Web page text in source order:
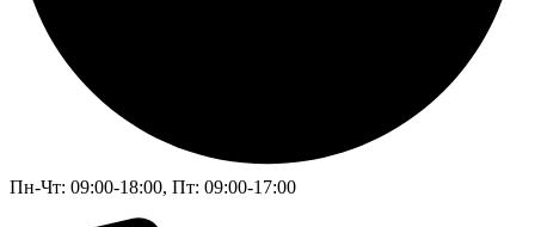
Пн-Чт: 09:00-18:00, Пт: 09:00-17:00